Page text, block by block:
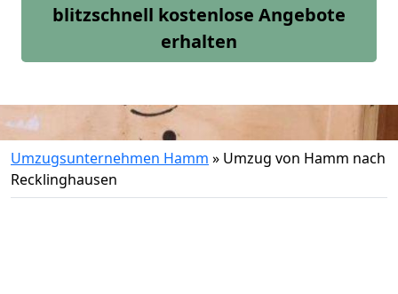
blitzschnell kostenlose Angebote
erhalten
Umzugsunternehmen Hamm » Umzug von Hamm nach
Recklinghausen